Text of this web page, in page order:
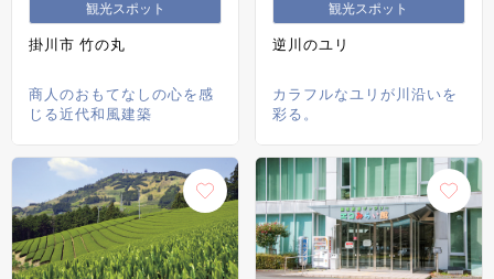
観光スポット
掛川市 竹の丸
商人のおもてなしの心を感
じる近代和風建築
観光スポット
逆川のユリ
カラフルなユリが川沿いを
彩る。